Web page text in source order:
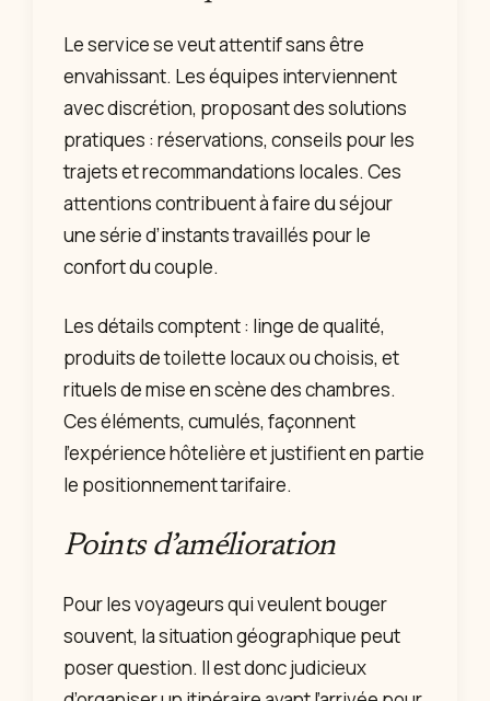
Le service se veut attentif sans être
envahissant. Les équipes interviennent
avec discrétion, proposant des solutions
pratiques : réservations, conseils pour les
trajets et recommandations locales. Ces
attentions contribuent à faire du séjour
une série d’instants travaillés pour le
confort du couple.
Les détails comptent : linge de qualité,
produits de toilette locaux ou choisis, et
rituels de mise en scène des chambres.
Ces éléments, cumulés, façonnent
l’expérience hôtelière et justifient en partie
le positionnement tarifaire.
Points d’amélioration
Pour les voyageurs qui veulent bouger
souvent, la situation géographique peut
poser question. Il est donc judicieux